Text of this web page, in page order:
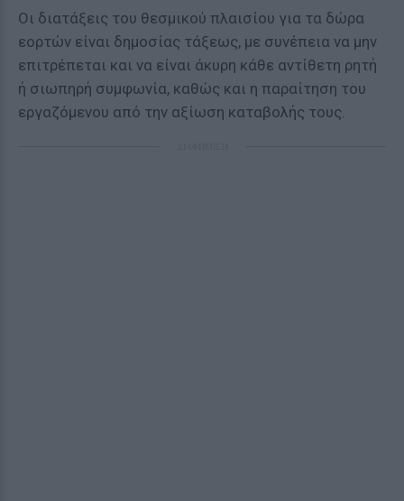
Οι διατάξεις του θεσμικού πλαισίου για τα δώρα
εορτών είναι δημοσίας τάξεως, με συνέπεια να μην
επιτρέπεται και να είναι άκυρη κάθε αντίθετη ρητή
ή σιωπηρή συμφωνία, καθώς και η παραίτηση του
εργαζόμενου από την αξίωση καταβολής τους.